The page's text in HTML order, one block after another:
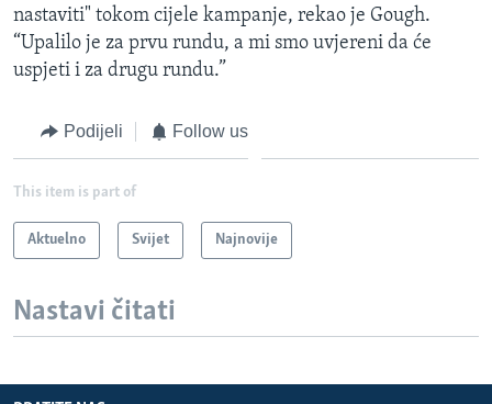
nastaviti" tokom cijele kampanje, rekao je Gough.
“Upalilo je za prvu rundu, a mi smo uvjereni da će
uspjeti i za drugu rundu.”
Podijeli Follow us
This item is part of
Aktuelno Svijet Najnovije
Nastavi čitati